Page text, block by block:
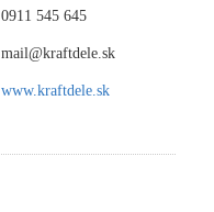
0911 545 645
mail@kraftdele.sk
www.kraftdele.sk